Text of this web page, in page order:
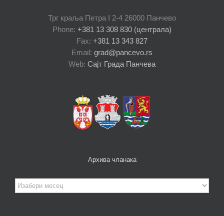
Трг краља Петра I 2-4 26000 Панчево
Phone: +381 13 308 830 (централа)
Fax: +381 13 343 827
Email: grad@pancevo.rs
Web: Сајт Града Панчева
Архива чланака
Архива
чланака